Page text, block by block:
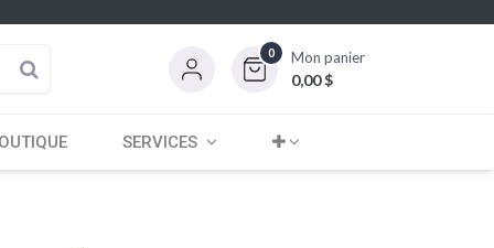
0 Mon panier
0,00$
SERVICES